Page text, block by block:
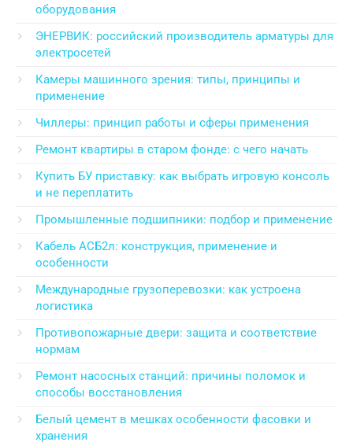
оборудования
ЭНЕРВИК: российский производитель арматуры для
электросетей
Камеры машинного зрения: типы, принципы и
применение
Чиллеры: принцип работы и сферы применения
Ремонт квартиры в старом фонде: с чего начать
Купить БУ приставку: как выбрать игровую консоль
и не переплатить
Промышленные подшипники: подбор и применение
Кабель АСБ2л: конструкция, применение и
особенности
Международные грузоперевозки: как устроена
логистика
Противопожарные двери: защита и соответствие
нормам
Ремонт насосных станций: причины поломок и
способы восстановления
Белый цемент в мешках особенности фасовки и
хранения